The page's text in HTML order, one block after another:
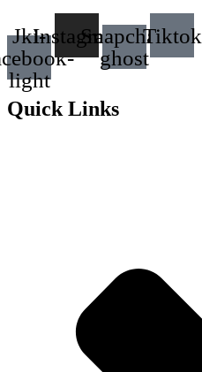
Jki-
light
InstagramSnapchat-
ghost
Tiktok
Quick Links